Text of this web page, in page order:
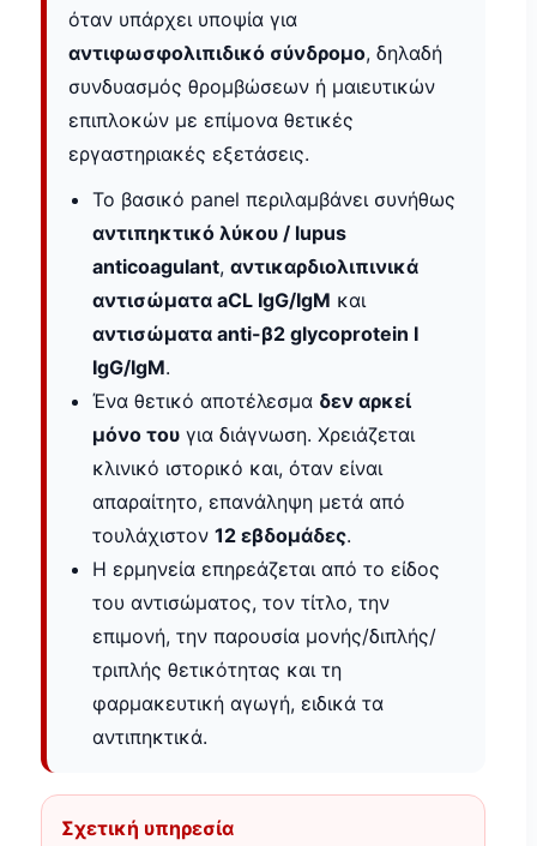
όταν υπάρχει υποψία για
αντιφωσφολιπιδικό σύνδρομο, δηλαδή
συνδυασμός θρομβώσεων ή μαιευτικών
επιπλοκών με επίμονα θετικές
εργαστηριακές εξετάσεις.
Το βασικό panel περιλαμβάνει συνήθως
αντιπηκτικό λύκου / lupus
anticoagulant, αντικαρδιολιπινικά
αντισώματα aCL IgG/IgM και
αντισώματα anti-β2 glycoprotein I
IgG/IgM.
Ένα θετικό αποτέλεσμα δεν αρκεί
μόνο του για διάγνωση. Χρειάζεται
κλινικό ιστορικό και, όταν είναι
απαραίτητο, επανάληψη μετά από
τουλάχιστον 12 εβδομάδες.
Η ερμηνεία επηρεάζεται από το είδος
του αντισώματος, τον τίτλο, την
επιμονή, την παρουσία μονής/διπλής/
τριπλής θετικότητας και τη
φαρμακευτική αγωγή, ειδικά τα
αντιπηκτικά.
Σχετική υπηρεσία